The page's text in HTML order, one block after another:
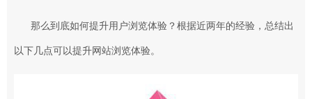
那么到底如何提升用户浏览体验？根据近两年的经验，总结出
以下几点可以提升网站浏览体验。